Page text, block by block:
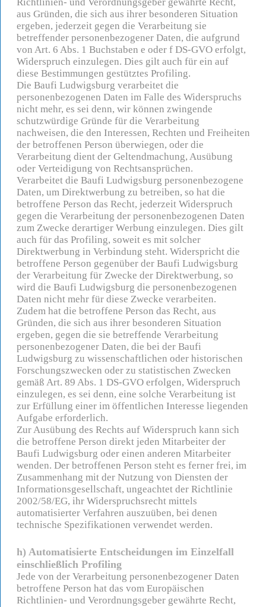
aus Gründen, die sich aus ihrer besonderen Situation
ergeben, jederzeit gegen die Verarbeitung sie
betreffender personenbezogener Daten, die aufgrund
von Art. 6 Abs. 1 Buchstaben e oder f DS-GVO erfolgt,
Widerspruch einzulegen. Dies gilt auch für ein auf
diese Bestimmungen gestütztes Profiling.
Die Baufi Ludwigsburg verarbeitet die
personenbezogenen Daten im Falle des Widerspruchs
nicht mehr, es sei denn, wir können zwingende
schutzwürdige Gründe für die Verarbeitung
nachweisen, die den Interessen, Rechten und Freiheiten
der betroffenen Person überwiegen, oder die
Verarbeitung dient der Geltendmachung, Ausübung
oder Verteidigung von Rechtsansprüchen.
Verarbeitet die Baufi Ludwigsburg personenbezogene
Daten, um Direktwerbung zu betreiben, so hat die
betroffene Person das Recht, jederzeit Widerspruch
gegen die Verarbeitung der personenbezogenen Daten
zum Zwecke derartiger Werbung einzulegen. Dies gilt
auch für das Profiling, soweit es mit solcher
Direktwerbung in Verbindung steht. Widerspricht die
betroffene Person gegenüber der Baufi Ludwigsburg
der Verarbeitung für Zwecke der Direktwerbung, so
wird die Baufi Ludwigsburg die personenbezogenen
Daten nicht mehr für diese Zwecke verarbeiten.
Zudem hat die betroffene Person das Recht, aus
Gründen, die sich aus ihrer besonderen Situation
ergeben, gegen die sie betreffende Verarbeitung
personenbezogener Daten, die bei der Baufi
Ludwigsburg zu wissenschaftlichen oder historischen
Forschungszwecken oder zu statistischen Zwecken
gemäß Art. 89 Abs. 1 DS-GVO erfolgen, Widerspruch
einzulegen, es sei denn, eine solche Verarbeitung ist
zur Erfüllung einer im öffentlichen Interesse liegenden
Aufgabe erforderlich.
Zur Ausübung des Rechts auf Widerspruch kann sich
die betroffene Person direkt jeden Mitarbeiter der
Baufi Ludwigsburg oder einen anderen Mitarbeiter
wenden. Der betroffenen Person steht es ferner frei, im
Zusammenhang mit der Nutzung von Diensten der
Informationsgesellschaft, ungeachtet der Richtlinie
2002/58/EG, ihr Widerspruchsrecht mittels
automatisierter Verfahren auszuüben, bei denen
technische Spezifikationen verwendet werden.
h) Automatisierte Entscheidungen im Einzelfall
einschließlich Profiling
Jede von der Verarbeitung personenbezogener Daten
betroffene Person hat das vom Europäischen
Richtlinien- und Verordnungsgeber gewährte Recht,